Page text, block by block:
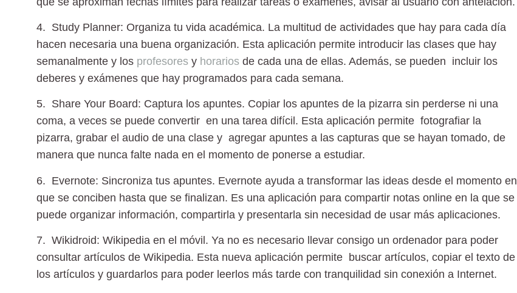
4. Study Planner: Organiza tu vida académica. La multitud de actividades que hay para cada día
hacen necesaria una buena organización. Esta aplicación permite introducir las clases que hay
semanalmente y los profesores y horarios de cada una de ellas. Además, se pueden incluir los
deberes y exámenes que hay programados para cada semana.
5. Share Your Board: Captura los apuntes. Copiar los apuntes de la pizarra sin perderse ni una
coma, a veces se puede convertir en una tarea difícil. Esta aplicación permite fotografiar la
pizarra, grabar el audio de una clase y agregar apuntes a las capturas que se hayan tomado, de
manera que nunca falte nada en el momento de ponerse a estudiar.
6. Evernote: Sincroniza tus apuntes. Evernote ayuda a transformar las ideas desde el momento en
que se conciben hasta que se finalizan. Es una aplicación para compartir notas online en la que se
puede organizar información, compartirla y presentarla sin necesidad de usar más aplicaciones.
7. Wikidroid: Wikipedia en el móvil. Ya no es necesario llevar consigo un ordenador para poder
consultar artículos de Wikipedia. Esta nueva aplicación permite buscar artículos, copiar el texto de
los artículos y guardarlos para poder leerlos más tarde con tranquilidad sin conexión a Internet.